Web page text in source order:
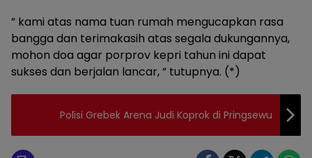
” kami atas nama tuan rumah mengucapkan rasa
bangga dan terimakasih atas segala dukungannya,
mohon doa agar porprov kepri tahun ini dapat
sukses dan berjalan lancar, ” tutupnya. (*)
Polisi Grebek Arena Judi Koprok di Pringsewu